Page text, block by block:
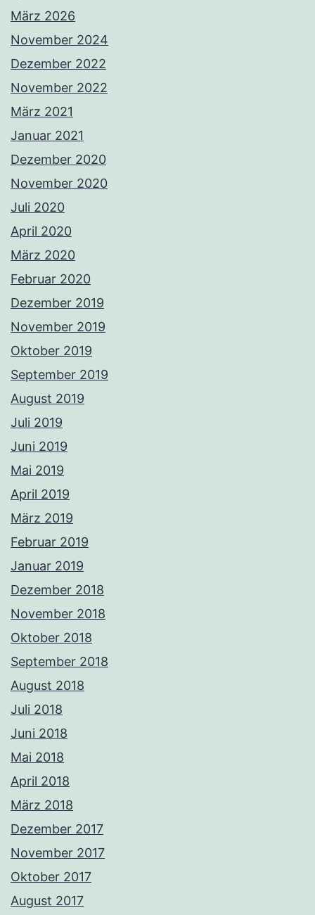
März 2026
November 2024
Dezember 2022
November 2022
März 2021
Januar 2021
Dezember 2020
November 2020
Juli 2020
April 2020
März 2020
Februar 2020
Dezember 2019
November 2019
Oktober 2019
September 2019
August 2019
Juli 2019
Juni 2019
Mai 2019
April 2019
März 2019
Februar 2019
Januar 2019
Dezember 2018
November 2018
Oktober 2018
September 2018
August 2018
Juli 2018
Juni 2018
Mai 2018
April 2018
März 2018
Dezember 2017
November 2017
Oktober 2017
August 2017